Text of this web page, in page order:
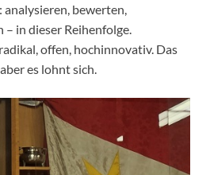
: analysieren, bewerten,
in dieser Reihenfolge.
offen, hochinnovativ. Das
es lohnt sich.